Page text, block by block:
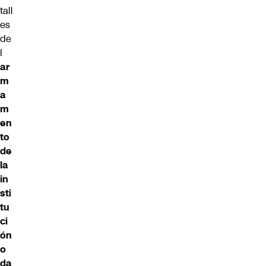
tall
es
de
l
ar
m
a
m
en
to
de
la
in
sti
tu
ci
ón
o
da